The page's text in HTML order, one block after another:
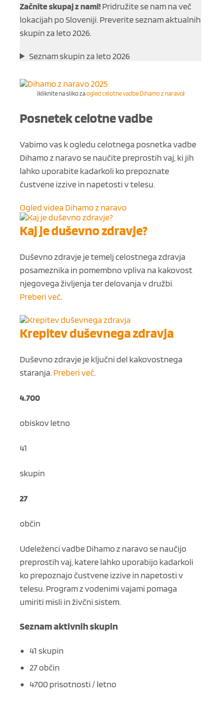
Začnite skupaj z nami!Pridružite se nam na več
lokacijah po Sloveniji. Preverite seznam aktualnih
skupin za leto 2026.
Seznam skupin za leto 2026
(kliknite na sliko zaogled celotne vadbe Dihamo z naravo)
Posnetek celotne vadbe
Vabimo vas k ogledu celotnega posnetka vadbe
Dihamo z naravo se naučite preprostih vaj, ki jih
lahko uporabite kadarkoli ko prepoznate
čustvene izzive in napetosti v telesu.
Ogled videa Dihamo z naravo
Kaj je duševno zdravje?
Duševno zdravje je temelj celostnega zdravja
posameznika in pomembno vpliva na kakovost
njegovega življenja ter delovanja v družbi.
Preberi več.
Krepitev duševnega zdravja
Duševno zdravje je ključni del kakovostnega
staranja. Preberi več.
4.700
obiskov letno
41
skupin
27
občin
Udeleženci vadbe Dihamo z naravo se naučijo
preprostih vaj, katere lahko uporabijo kadarkoli
ko prepoznajo čustvene izzive in napetosti v
telesu. Program z vodenimi vajami pomaga
umiriti misli in živčni sistem.
Seznam aktivnih skupin
41 skupin
27 občin
4700 prisotnosti / letno